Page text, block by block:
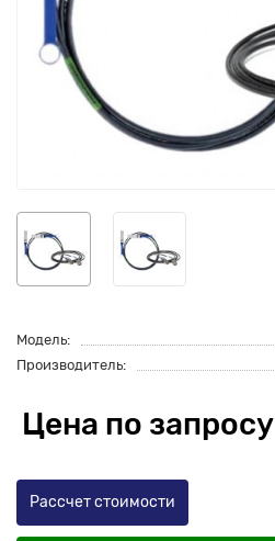
Модель:
Производитель:
Цена по запросу
Рассчет стоимости